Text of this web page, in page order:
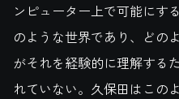
ンピューター上で可能にす
のような世界であり、どの
がそれを経験的に理解する
れていない。久保田はこの